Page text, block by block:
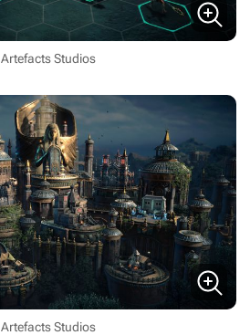
Artefacts Studios
Artefacts Studios